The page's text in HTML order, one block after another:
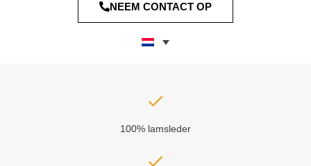
NEEM CONTACT OP
100% lamsleder